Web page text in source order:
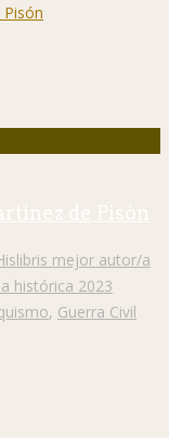
de Pisón
mejor autor/a
histórica 2023
, Guerra Civil